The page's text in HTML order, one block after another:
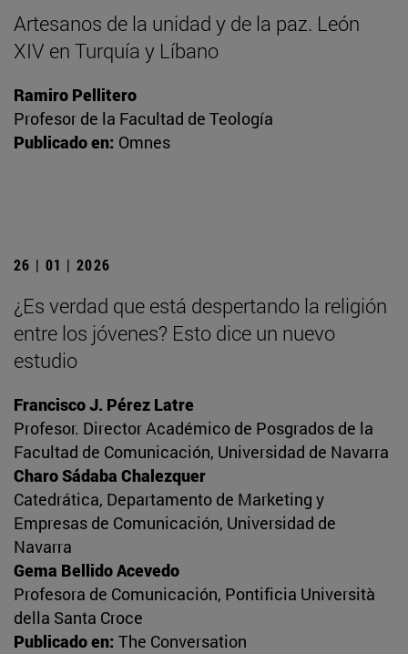
Artesanos de la unidad y de la paz. León
XIV en Turquía y Líbano
Ramiro Pellitero
Profesor de la Facultad de Teología
Publicado en: Omnes
26 | 01 | 2026
¿Es verdad que está despertando la religión
entre los jóvenes? Esto dice un nuevo
estudio
Francisco J. Pérez Latre
Profesor. Director Académico de Posgrados de la
Facultad de Comunicación, Universidad de Navarra
Charo Sádaba Chalezquer
Catedrática, Departamento de Marketing y
Empresas de Comunicación, Universidad de
Navarra
Gema Bellido Acevedo
Profesora de Comunicación, Pontificia Università
della Santa Croce
Publicado en: The Conversation